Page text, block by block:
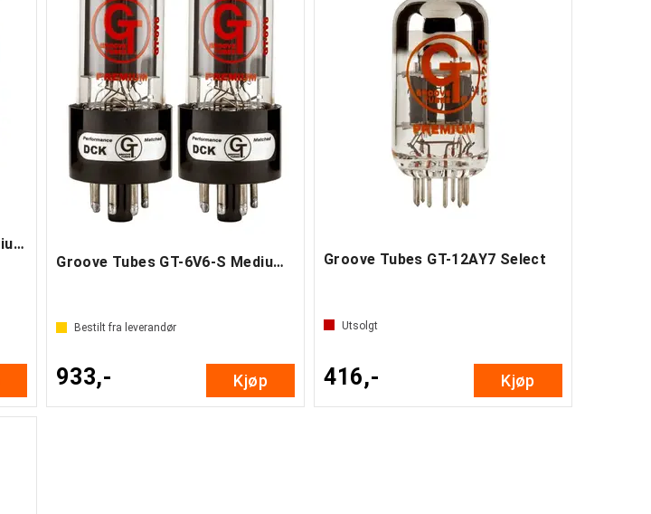
Groove Tubes GT-EL84-S Medium Quartet
Groove Tubes GT-6V6-S Medium Duet
Bestilt fra leverandør
933,- Kjøp
Groove Tubes GT-12AY7 Select
Utsolgt
416,- Kjøp